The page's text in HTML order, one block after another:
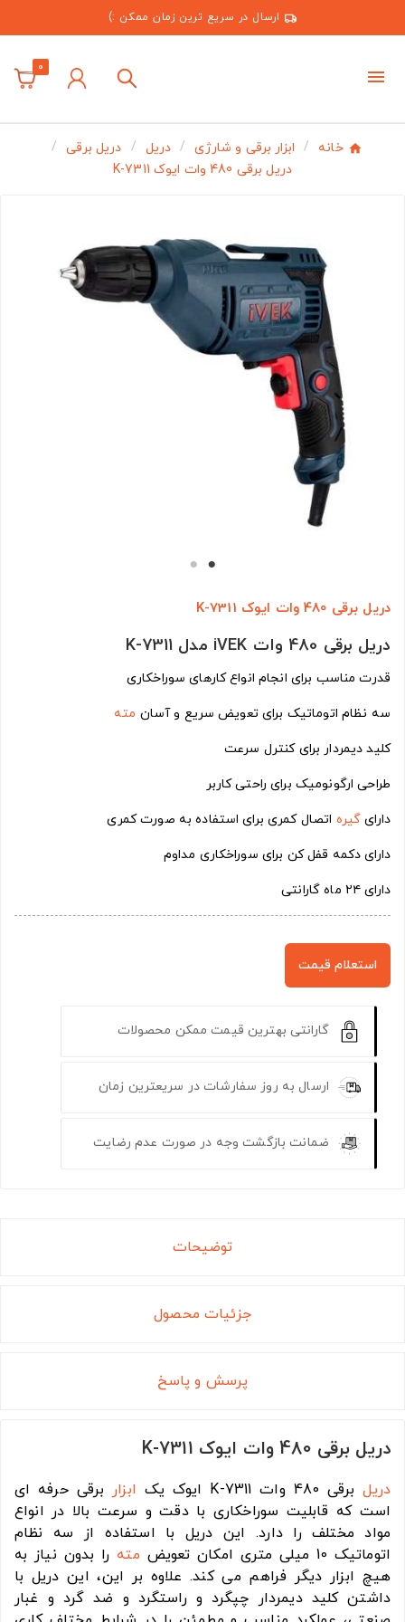
ارسال در سریع ترین زمان ممکن :)
0
خانه ابزار برقی و شارژی دریل
دریل برقی
دریل برقی 480 وات ایوک K-7311
دریل برقی 480 وات ایوک K-7311
دریل برقی 480 وات iVEK مدل K-7311
قدرت مناسب برای انجام انواع کارهای سوراخکاری
سه نظام اتوماتیک برای تعویض سریع و آسان مته
کلید دیمردار برای کنترل سرعت
طراحی ارگونومیک برای راحتی کاربر
دارای گیره اتصال کمری برای استفاده به صورت کمری
دارای دکمه قفل کن برای سوراخکاری مداوم
دارای ۲۴ ماه گارانتی
استعلام قیمت
گارانتی بهترین قیمت ممکن محصولات
ارسال به روز سفارشات در سریعترین زمان
ضمانت بازگشت وجه در صورت عدم رضایت
توضیحات
جزئیات محصول
پرسش و پاسخ
دریل برقی 480 وات ایوک K-7311
دریلبرقی 480 وات K-7311 ایوک یک ابزار برقی حرفه ای
است که قابلیت سوراخکاری با دقت و سرعت بالا در انواع
مواد مختلف را دارد. این دریل با استفاده از سه نظام
اتوماتیک 10 میلی متری امکان تعویض
مته را بدون نیاز به
هیچ ابزار دیگر فراهم می کند. علاوه بر این، این دریل با
داشتن کلید دیمردار چپگرد و راستگرد و ضد گرد و غبار